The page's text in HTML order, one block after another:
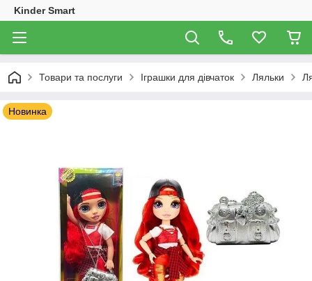
Kinder Smart
Товари та послуги Іграшки для дівчаток Ляльки
Новинка